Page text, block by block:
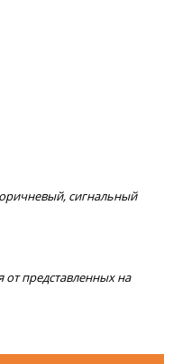
сигнальный
от представленных на